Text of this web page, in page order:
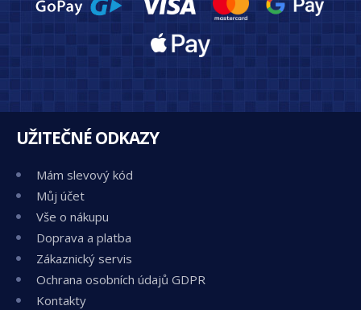
UŽITEČNÉ ODKAZY
Mám slevový kód
Můj účet
Vše o nákupu
Doprava a platba
Zákaznický servis
Ochrana osobních údajů GDPR
Kontakty